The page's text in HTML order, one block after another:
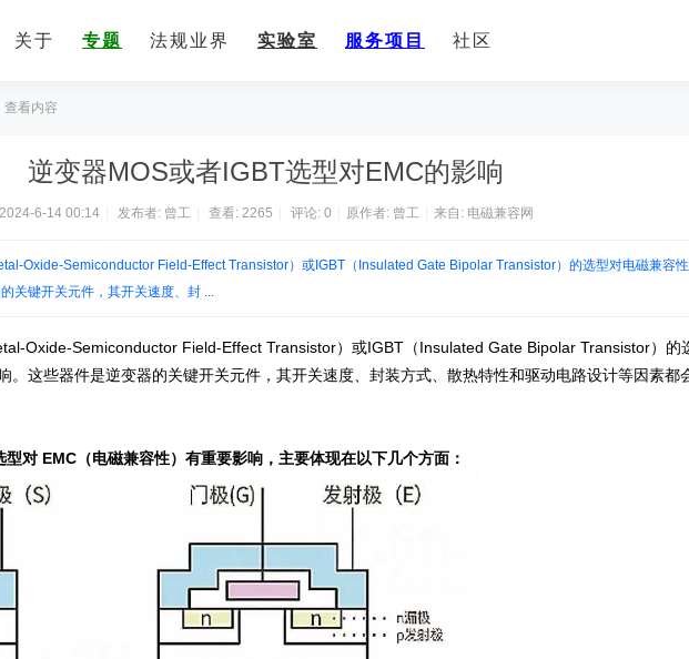
关于 专题 法规业界 实验室 服务项目 社区
查看内容
逆变器MOS或者IGBT选型对EMC的影响
2024-6-14 00:14 发布者: 曾工 查看: 2265 评论: 0 原作者: 曾工 来自: 电磁兼容网
Oxide-Semiconductor Field-Effect Transistor）或IGBT（Insulated Gate Bipolar Transistor）的选型对电磁兼容
关键开关元件，其开关速度、封 ...
Oxide-Semiconductor Field-Effect Transistor）或IGBT（Insulated Gate Bipolar Transistor）的
。这些器件是逆变器的关键开关元件，其开关速度、封装方式、散热特性和驱动电路设计等因素都
对 EMC（电磁兼容性）有重要影响，主要体现在以下几个方面：